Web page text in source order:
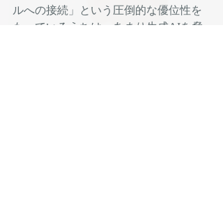
ルへの接続」という圧倒的な優位性を
もっているうちは、あまり生成AIを脅